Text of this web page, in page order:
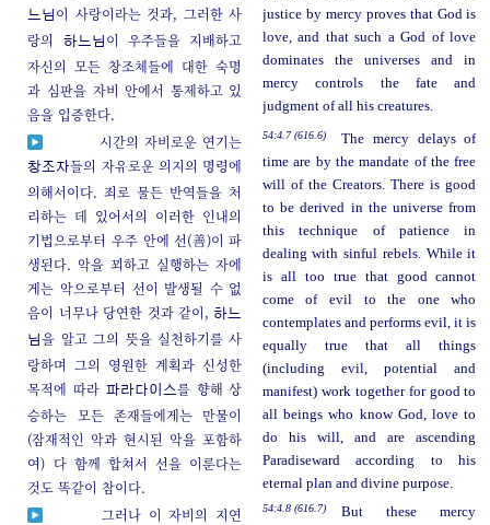
느님 이 사랑이라는 것과, 그러한 사
랑의
하느님 이 우주들을 지배하고
자신의 모든 창조체들에 대한 숙명
과 심판을 자비 안에서 통제하고 있
음을 입증한다.
justice by mercy proves that God is
love, and that such a God of love
dominates the universes and in
mercy controls the fate and
judgment of all his creatures.
시간의 자비로운 연기는
창조자들의 자유로운 의지의 명령에
의해서이다. 죄로 물든 반역들을 처
리하는 데 있어서의 이러한 인내의
기법으로부터 우주 안에 선(善)이 파
생된다. 악을 꾀하고 실행하는 자에
게는 악으로부터 선이 발생될 수 없
음이 너무나 당연한 것과 같이,하느
님을 알고 그의 뜻을 실천하기를 사
랑하며 그의 영원한 계획과 신성한
목적에 따라 파라다이스를 향해 상
승하는 모든 존재들에게는 만물이
(잠재적인 악과 현시된 악을 포함하
여) 다 함께 합쳐서 선을 이룬다는
것도 똑같이 참이다.
54:4.7 (616.6)
The mercy delays of
time are by the mandate of the free
will of the Creators. There is good
to be derived in the universe from
this technique of patience in
dealing with sinful rebels. While it
is all too true that good cannot
come of evil to the one who
contemplates and performs evil, it is
equally true that all things
(including evil, potential and
manifest) work together for good to
all beings who know God, love to
do his will, and are ascending
Paradiseward according to his
eternal plan and divine purpose.
그러나 이 자비의 지연
54:4.8 (616.7)
But these mercy